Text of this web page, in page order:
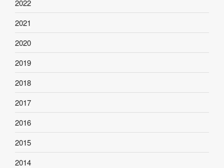
2022
2021
2020
2019
2018
2017
2016
2015
2014